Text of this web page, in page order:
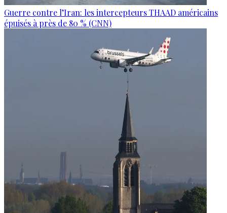
Guerre contre l’Iran: les intercepteurs THAAD américains
épuisés à près de 80 % (CNN)